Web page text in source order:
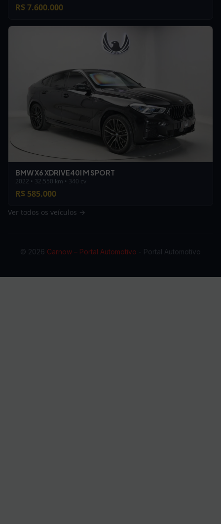
R$ 7.600.000
BMW X6 XDRIVE40I M SPORT
2022 • 32.550 km • 340 cv
R$ 585.000
Ver todos os veículos →
© 2026 Carnow – Portal Automotivo - Portal Automotivo